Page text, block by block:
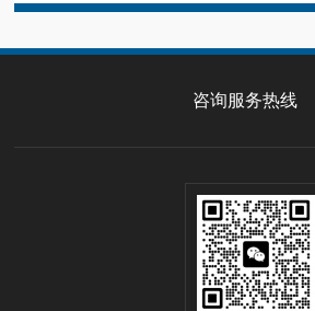
咨询服务热线